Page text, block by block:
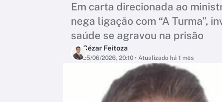
Em carta direcionada ao
nega ligação com “A Turma”,
saúde se agravou na prisão
Cézar Feitoza
25/06/2026, 20:10 • Atualizado há 1 mês